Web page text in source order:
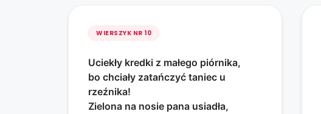
WIERSZYK NR 10
Uciekły kredki z małego piórnika,
bo chciały zatańczyć taniec u
rzeźnika!
Zielona na nosie pana usiadła,